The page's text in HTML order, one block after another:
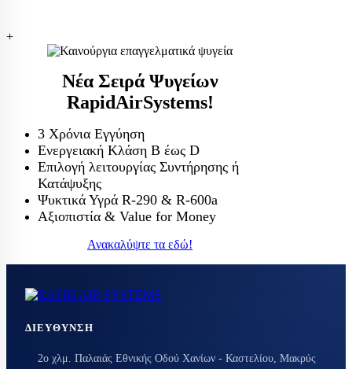
+
Νέα Σειρά Ψυγείων
RapidAirSystems!
3 Χρόνια Εγγύηση
Ενεργειακή Κλάση Β έως D
Επιλογή λειτουργίας Συντήρησης ή
Κατάψυξης
Ψυκτικά Υγρά R-290 & R-600a
Αξιοπιστία & Value for Money
Ανακαλύψτε τα εδώ!
ΔΙΕΎΘΥΝΣΗ
2ο χλμ. Παλαιάς Εθνικής Οδού Χανίων - Καστελίου, Μακρύς